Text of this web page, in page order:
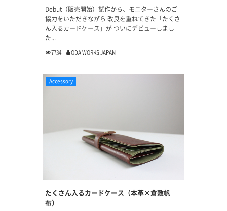
Debut（販売開始）試作から、モニターさんのご
協力をいただきながら 改良を重ねてきた「たくさ
ん入るカードケース」が ついにデビューしまし
た...
7734 ODA WORKS JAPAN
たくさん入るカードケース（本革×倉敷帆
布）
Accessory